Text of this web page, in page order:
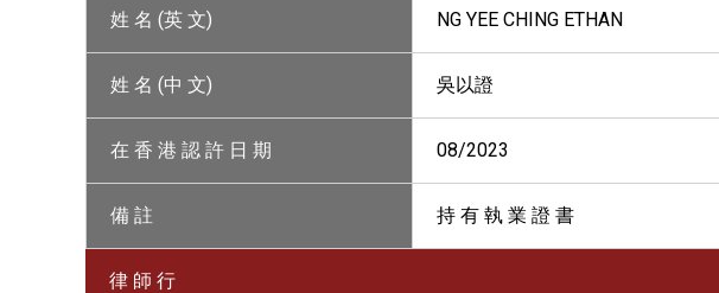
姓 名 (英 文) NG YEE CHING ETHAN
姓 名 (中 文) 吳以證
在 香 港 認 許 日 期 08/2023
備 註 持 有 執 業 證 書
律 師 行